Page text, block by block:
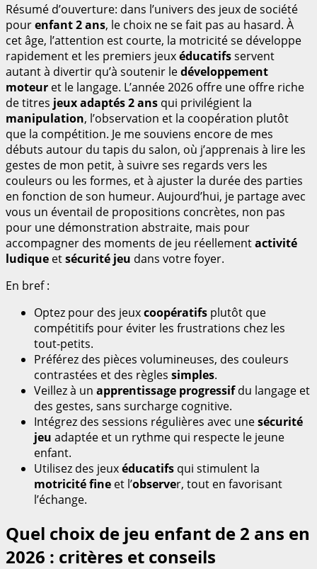
Résumé d’ouverture: dans l’univers des jeux de société
pourenfant 2 ans, le choix ne se fait pas au hasard. À
cet âge, l’attention est courte, la motricité se développe
rapidement et les premiers jeuxéducatifsservent
autant à divertir qu’à soutenir ledéveloppement
moteur et le langage. L’année 2026 offre une offre riche
de titres jeux adaptés 2 ans qui privilégient la
manipulation, l’observation et la coopération plutôt
que la compétition. Je me souviens encore de mes
débuts autour du tapis du salon, où j’apprenais à lire les
gestes de mon petit, à suivre ses regards vers les
couleurs ou les formes, et à ajuster la durée des parties
en fonction de son humeur. Aujourd’hui, je partage avec
vous un éventail de propositions concrètes, non pas
pour une démonstration abstraite, mais pour
accompagner des moments de jeu réellementactivité
ludique etsécurité jeu dans votre foyer.
En bref :
Optez pour des jeuxcoopératifs plutôt que
compétitifs pour éviter les frustrations chez les
tout-petits.
Préférez des pièces volumineuses, des couleurs
contrastées et des règles simples.
Veillez à un apprentissage progressifdu langage et
des gestes, sans surcharge cognitive.
Intégrez des sessions régulières avec unesécurité
jeu adaptée et un rythme qui respecte le jeune
enfant.
Utilisez des jeuxéducatifs qui stimulent la
motricité fine et l’observer, tout en favorisant
l’échange.
Quel choix de jeu enfant de 2 ans en
2026 : critères et conseils